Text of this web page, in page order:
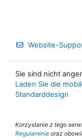
Website-
Sie sind nicht
Laden Sie die
Standarddesign
Korzystanie z tego
Regulaminie oraz